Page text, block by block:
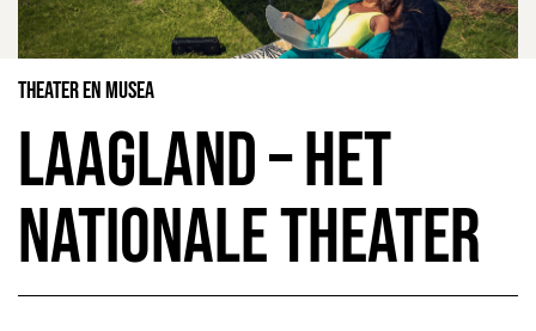
Theater en Musea
Laagland – Het
Nationale Theater